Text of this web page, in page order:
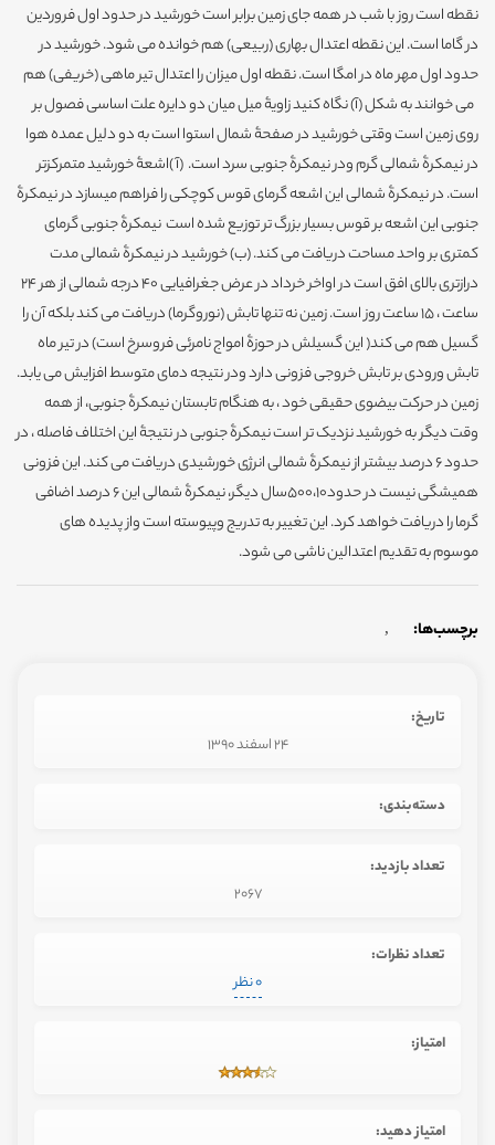
نقطه است روز با شب در همه جای زمین برابر است خورشید در حدود اول فروردین
در گاما است. این نقطه اعتدال بهاری (ربیعی) هم خوانده می شود. خورشید در
حدود اول مهر ماه در امگا است. نقطه اول میزان را اعتدال تیر ماهی (خریفی) هم
می خوانند به شکل (آ) نگاه کنید زاویۀ میل میان دو دایره علت اساسی فصول بر
روی زمین است وقتی خورشید در صفحۀ شمال استوا است به دو دلیل عمده هوا
در نیمکرۀ شمالی گرم ودر نیمکرۀ جنوبی سرد است. (آ )اشعۀ خورشید متمرکزتر
است. در نیمکرۀ شمالی این اشعه گرمای قوس کوچکی را فراهم میسازد در نیمکرۀ
جنوبی این اشعه بر قوس بسیار بزرگ تر توزیع شده است نیمکرۀ جنوبی گرمای
کمتری بر واحد مساحت دریافت می کند. (ب) خورشید در نیمکرۀ شمالی مدت
درازتری بالای افق است در اواخر خرداد در عرض جغرافیایی 40 درجه شمالی از هر 24
ساعت ، 15 ساعت روز است. زمین نه تنها تابش (نوروگرما) دریافت می کند بلکه آن را
گسیل هم می کند( این گسیلش در حوزۀ امواج نامرئی فروسرخ است) در تیر ماه
تابش ورودی بر تابش خروجی فزونی دارد ودر نتیجه دمای متوسط افزایش می یابد.
زمین در حرکت بیضوی حقیقی خود ، به هنگام تابستان نیمکرۀ جنوبی، از همه
وقت دیگر به خورشید نزدیک تر است نیمکرۀ جنوبی در نتیجۀ این اختلاف فاصله ، در
حدود 6 درصد بیشتر از نیمکرۀ شمالی انرژی خورشیدی دریافت می کند. این فزونی
همیشگی نیست در حدود500،10سال دیگر، نیمکرۀ شمالی این 6 درصد اضافی
گرما را دریافت خواهد کرد. این تغییر به تدریج وپیوسته است واز پدیده های
موسوم به تقدیم اعتدالین ناشی می شود.
برچسب‌ها: ,
تاریخ:
24 اسفند 1390
دسته‌بندی:
تعداد بازدید:
2067
تعداد نظرات:
0 نظر
امتیاز:
امتیاز دهید: